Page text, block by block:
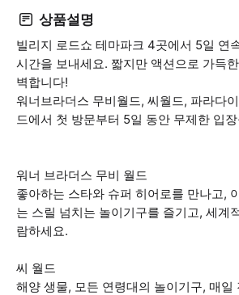
상품설명
빌리지 로드쇼 테마파크 4곳에서 5일 연
시간을 보내세요. 짧지만 액션으로 가득
벽합니다!
워너브라더스 무비월드, 씨월드, 파라다
드에서 첫 방문부터 5일 동안 무제한 입
워너 브라더스 무비 월드
좋아하는 스타와 슈퍼 히어로를 만나고,
는 스릴 넘치는 놀이기구를 즐기고, 세계
람하세요.
씨 월드
해양 생물, 모든 연령대의 놀이기구, 매일